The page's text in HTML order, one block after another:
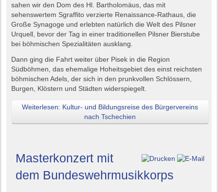
sahen wir den Dom des Hl. Bartholomäus, das mit
sehenswertem Sgraffito verzierte Renaissance-Rathaus, die
Große Synagoge und erlebten natürlich die Welt des Pilsner
Urquell, bevor der Tag in einer traditionellen Pilsner Bierstube
bei böhmischen Spezialitäten ausklang.
Dann ging die Fahrt weiter über Pisek in die Region
Südböhmen, das ehemalige Hoheitsgebiet des einst reichsten
böhmischen Adels, der sich in den prunkvollen Schlössern,
Burgen, Klöstern und Städten widerspiegelt.
Weiterlesen: Kultur- und Bildungsreise des Bürgervereins
nach Tschechien
Masterkonzert mit
dem Bundeswehrmusikkorps